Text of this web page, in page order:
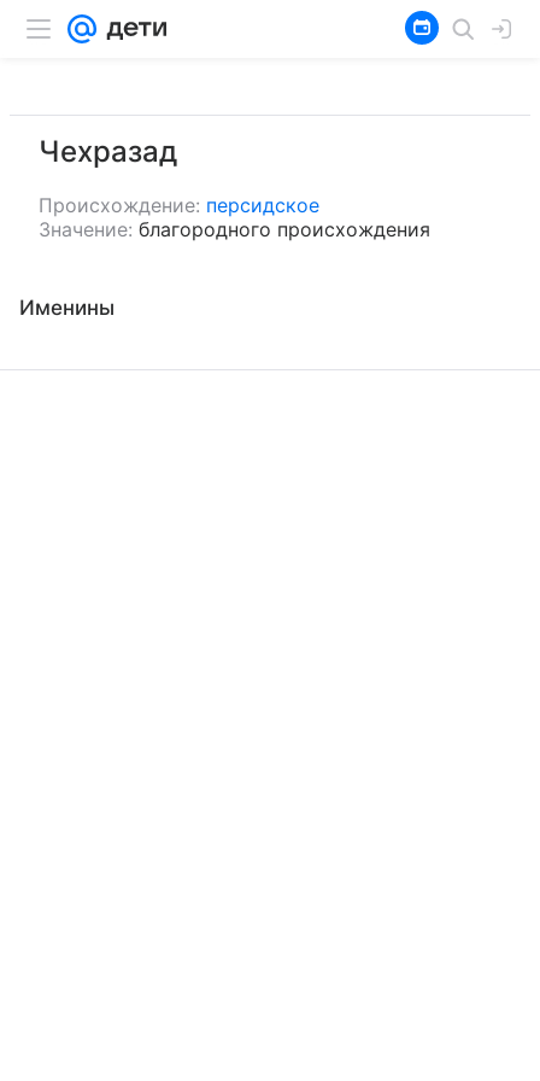
Чехразад
Происхождение: персидское
Значение: благородного происхождения
Именины